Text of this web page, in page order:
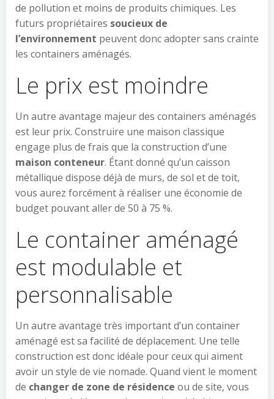
de pollution et moins de produits chimiques. Les
futurs propriétaires soucieux de
l’environnement peuvent donc adopter sans crainte
les containers aménagés.
Le prix est moindre
Un autre avantage majeur des containers aménagés
est leur prix. Construire une maison classique
engage plus de frais que la construction d’une
maison conteneur. Étant donné qu’un caisson
métallique dispose déjà de murs, de sol et de toit,
vous aurez forcément à réaliser une économie de
budget pouvant aller de 50 à 75 %.
Le container aménagé
est modulable et
personnalisable
Un autre avantage très important d’un container
aménagé est sa facilité de déplacement. Une telle
construction est donc idéale pour ceux qui aiment
avoir un style de vie nomade. Quand vient le moment
de changer de zone de résidence ou de site, vous